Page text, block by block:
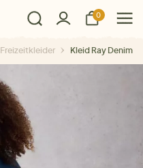
0
Freizeitkleider Kleid Ray Denim